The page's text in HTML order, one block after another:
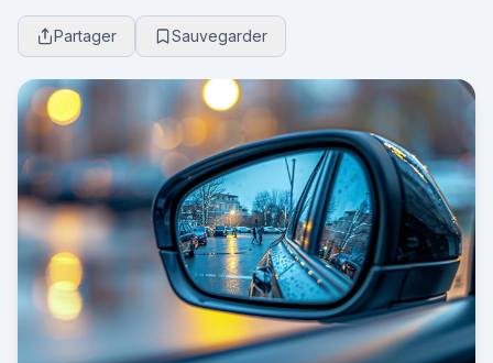
pratiques : découvrez comment améliorer votre
visibilité...
Partager Sauvegarder